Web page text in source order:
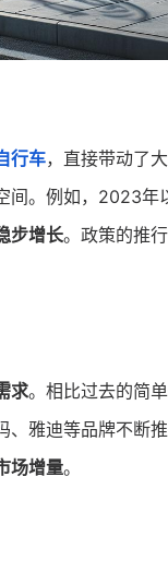
行车，直接带动了
间。例如，2023
步增长。政策的推
求。相比过去的简
、雅迪等品牌不断
场增量。